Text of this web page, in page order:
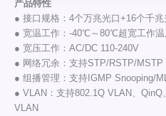
产品特性
● 接口规格：4个万兆光口+16个千
● 宽温工作：-40℃～80℃超宽工作温
● 宽压工作：AC/DC 110-240V
● 网络冗余：支持STP/RSTP/MSTP
● 组播管理：支持IGMP Snooping/
● VLAN：支持802.1Q VLAN、
VLAN